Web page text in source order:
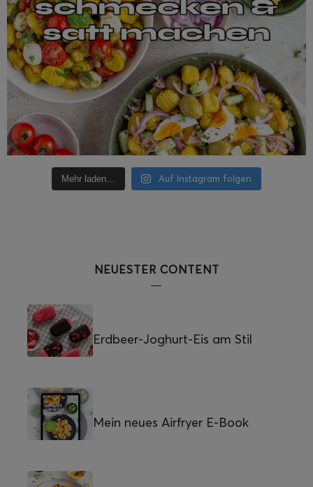
Mehr laden… Auf Instagram folgen
NEUESTER CONTENT
Erdbeer-Joghurt-Eis am Stil
Mein neues Airfryer E-Book